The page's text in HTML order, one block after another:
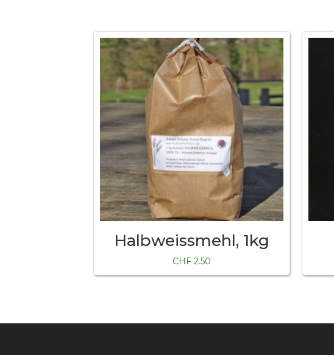
Halbweissmehl, 1kg
CHF2.50